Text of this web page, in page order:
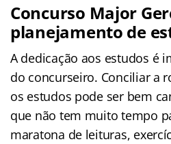
Concurso Major
planejamento de
A dedicação aos estudos é
do concurseiro. Conciliar a
os estudos pode ser bem
que não tem muito tempo
maratona de leituras,